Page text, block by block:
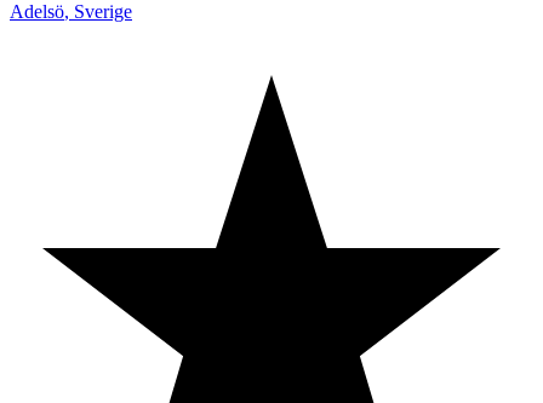
Adelsö, Sverige